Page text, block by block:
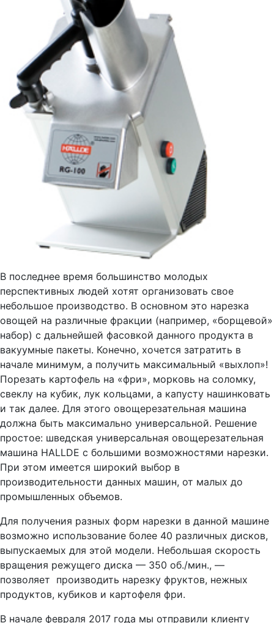
В последнее время большинство молодых
перспективных людей хотят организовать свое
небольшое производство. В основном это нарезка
овощей на различные фракции (например, «борщевой»
набор) с дальнейшей фасовкой данного продукта в
вакуумные пакеты. Конечно, хочется затратить в
начале минимум, а получить максимальный «выхлоп»!
Порезать картофель на «фри», морковь на соломку,
свеклу на кубик, лук кольцами, а капусту нашинковать
и так далее. Для этого овощерезательная машина
должна быть максимально универсальной. Решение
простое: шведская универсальная овощерезательная
машина HALLDE с большими возможностями нарезки.
При этом имеется широкий выбор в
производительности данных машин, от малых до
промышленных объемов.
Для получения разных форм нарезки в данной машине
возможно использование более 40 различных дисков,
выпускаемых для этой модели. Небольшая скорость
вращения режущего диска — 350 об./мин., —
позволяет производить нарезку фруктов, нежных
продуктов, кубиков и картофеля фри.
В начале февраля 2017 года мы отправили клиенту